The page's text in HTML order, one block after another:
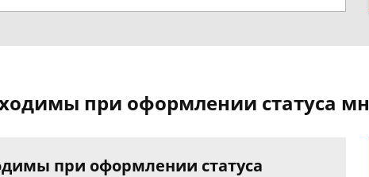
при оформлении статуса
при оформлении статуса